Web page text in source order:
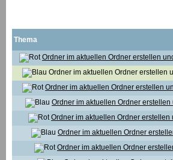
Thema
Ordner im aktuellen Ordner erstellen
Ordner im aktuellen Ordner erstellen
Ordner im aktuellen Ordner erstellen
Ordner im aktuellen Ordner
Ordner im aktuellen Ordner
Ordner im aktuellen Ordner
Ordner im aktuellen Ordner